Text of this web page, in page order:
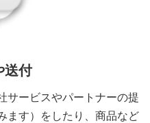
送付
サービスやパートナーの提
ます）をしたり、商品など